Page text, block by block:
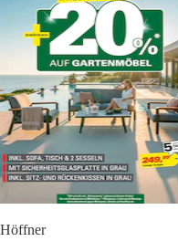
Höffner